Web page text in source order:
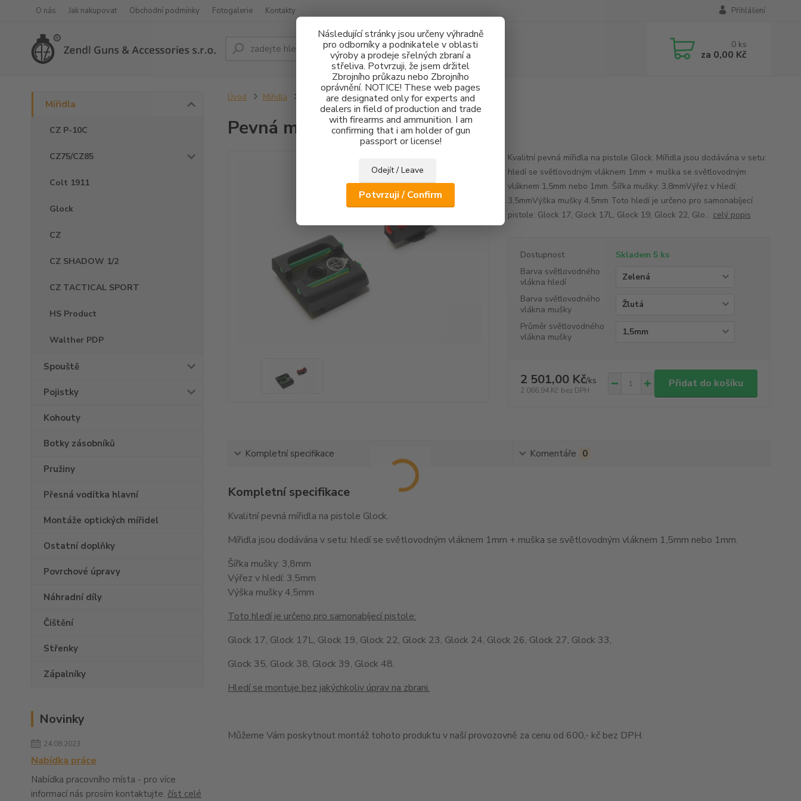
Následující stránky jsou určeny výhradně
pro odborníky a podnikatele v oblasti
výroby a prodeje sřelných zbraní a
střeliva. Potvrzuji, že jsem držitel
Zbrojního průkazu nebo Zbrojního
oprávnění. NOTICE! These web pages
are designated only for experts and
dealers in field of production and trade
with firearms and ammunition. I am
confirming that i am holder of gun
passport or license!
Odejít / Leave
Potvrzuji / Confirm
O nás Jak nakupovat Obchodní podmínky Fotogalerie Kontakty Přihlášení
Hledat 0 ks
za 0,00 Kč
Mířidla
CZ P-10C
CZ75/CZ85
Colt 1911
Glock
CZ
CZ SHADOW 1/2
CZ TACTICAL SPORT
HS Product
Walther PDP
Spouště
Pojistky
Kohouty
Botky zásobníků
Pružiny
Přesná vodítka hlavní
Montáže optických mířidel
Ostatní doplňky
Povrchové úpravy
Náhradní díly
Čištění
Střenky
Zápalníky
Novinky
24.08.2023
Nabídka práce
Nabídka pracovního místa - pro více
informací nás prosím kontaktujte. číst celé
Úvod Mířidla Pevná mířidla Glock FO
Pevná mířidla Glock FO
Kvalitní pevná mířidla na pistole Glock. Mířidla jsou dodávána v setu:
hledí se světlovodným vláknem 1mm + muška se světlovodným
vláknem 1,5mm nebo 1mm. Šířka mušky: 3,8mmVýřez v hledí:
3,5mmVýška mušky 4,5mm Toto hledí je určeno pro samonabíjecí
pistole: Glock 17, Glock 17L, Glock 19, Glock 22, Glo... celý popis
Dostupnost
Skladem 5 ks
Barva světlovodného
vlákna hledí
Barva světlovodného
vlákna mušky
Průměr světlovodného
vlákna mušky
2 501,00 Kč/ks
2 066,94 Kč bez DPH
Přidat do košíku
Kompletní specifikace Komentáře 0
Kompletní specifikace
Kvalitní pevná mířidla na pistole Glock.
Mířidla jsou dodávána v setu: hledí se světlovodným vláknem 1mm + muška se světlovodným vláknem 1,5mm nebo 1mm.
Šířka mušky: 3,8mm
Výřez v hledí: 3,5mm
Výška mušky 4,5mm
Toto hledí je určeno pro samonabíjecí pistole:
Glock 17, Glock 17L, Glock 19, Glock 22, Glock 23, Glock 24, Glock 26, Glock 27, Glock 33,
Glock 35, Glock 38, Glock 39, Glock 48.
Hledí se montuje bez jakýchkoliv úprav na zbrani.
Můžeme Vám poskytnout montáž tohoto produktu v naší provozovně za cenu od 600,- kč bez DPH.